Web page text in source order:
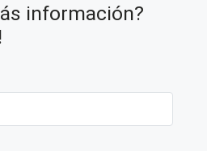
información?